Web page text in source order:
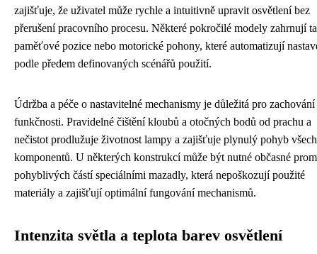
zajišťuje, že uživatel může rychle a intuitivně upravit osvětlení bez
přerušení pracovního procesu. Některé pokročilé modely zahrnují
paměťové pozice nebo motorické pohony, které automatizují
podle předem definovaných scénářů použití.
Údržba a péče o nastavitelné mechanismy je důležitá pro
funkčnosti. Pravidelné čištění kloubů a otočných bodů od prachu a
nečistot prodlužuje životnost lampy a zajišťuje plynulý pohyb všech
komponentů. U některých konstrukcí může být nutné občasné
pohyblivých částí speciálními mazadly, která nepoškozují použité
materiály a zajišťují optimální fungování mechanismů.
Intenzita světla a teplota barev osvětlení